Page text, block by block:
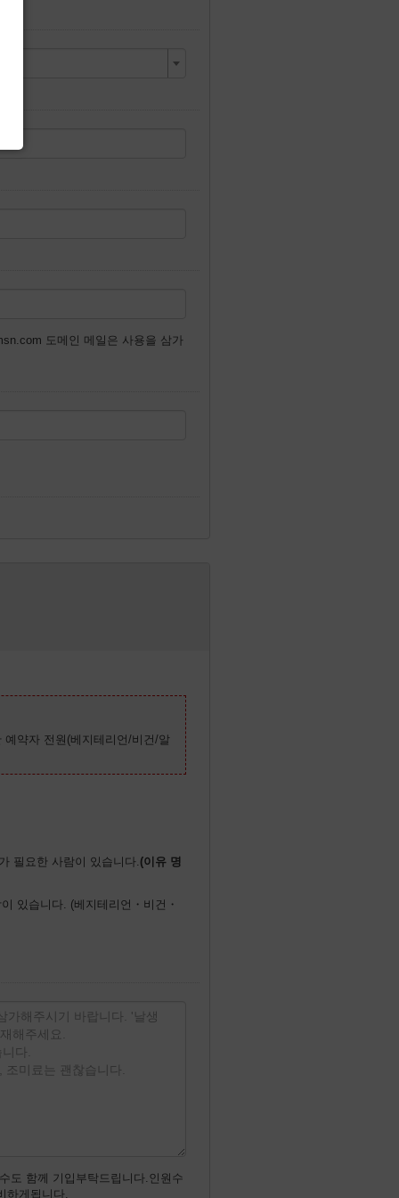
도메인 메일은 사용을 삼가
약자 전원(베지테리언/비건/알
필요한 사람이 있습니다.
있습니다. (베지테리언・비건・
도 함께 기입부탁드립니다.인원수
하게됩니다.